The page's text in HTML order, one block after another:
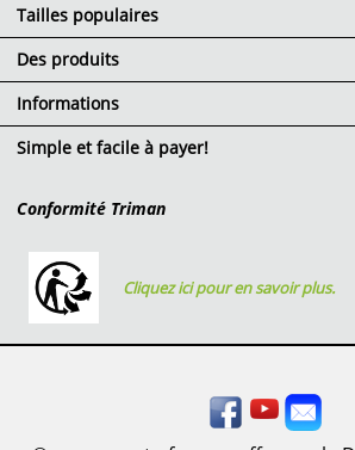
Tailles populaires
Des produits
Informations
Inscription partenaire de
Simple et facile à payer!
Conformité Triman
Cliquez ici pour en savoir plus.